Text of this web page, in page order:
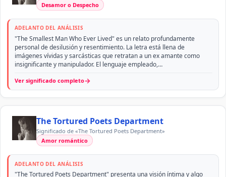
Desamor o Despecho
ADELANTO DEL ANÁLISIS
"The Smallest Man Who Ever Lived" es un relato profundamente
personal de desilusión y resentimiento. La letra está llena de
imágenes vívidas y sarcásticas que retratan a un ex amante como
insignificante y manipulador. El lenguaje empleado,…
Ver significado completo→
The Tortured Poets Department
Significado de «The Tortured Poets Department»
Amor romántico
ADELANTO DEL ANÁLISIS
"The Tortured Poets Department" presenta una visión íntima y algo